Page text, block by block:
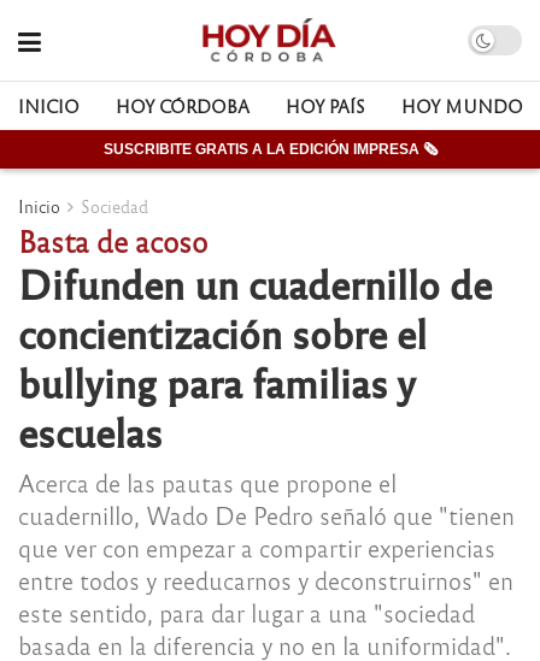
INICIO HOY CÓRDOBA HOY PAÍS HOY MUNDO
SUSCRIBITE GRATIS A LA EDICIÓN IMPRESA 🗞
Inicio Sociedad
Basta de acoso
Difunden un cuadernillo de
concientización sobre el
bullying para familias y
escuelas
Acerca de las pautas que propone el
cuadernillo, Wado De Pedro señaló que "tienen
que ver con empezar a compartir experiencias
entre todos y reeducarnos y deconstruirnos" en
este sentido, para dar lugar a una "sociedad
basada en la diferencia y no en la uniformidad".